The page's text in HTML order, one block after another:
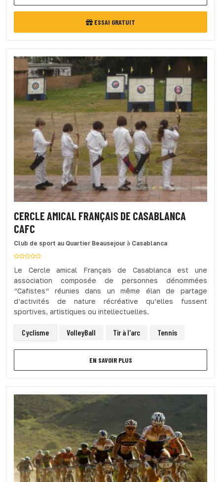
ESSAI GRATUIT
CERCLE AMICAL FRANÇAIS DE CASABLANCA
CAFC
Club de sport au Quartier Beausejour à Casablanca
Le Cercle amical Français de Casablanca est une
association composée de personnes dénommées
“Cafistes“ réunies dans un même élan de partage
d’activités de nature récréative qu’elles fussent
sportives, artistiques ou intellectuelles.
Cyclisme VolleyBall Tir à l'arc Tennis
EN SAVOIR PLUS